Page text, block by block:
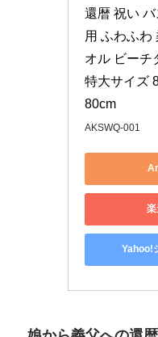
還暦 祝い
用 ふわふわ
オル ビーチ
特大サイズ
80cm
AKSWQ-001
楽
Yahoo!